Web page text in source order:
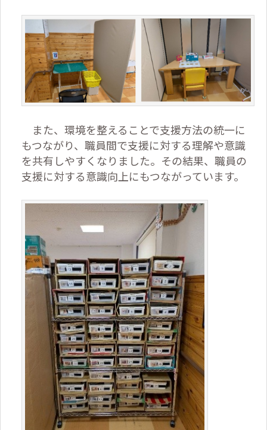
また、環境を整えることで支援方法の統一に
もつながり、職員間で支援に対する理解や意識
を共有しやすくなりました。その結果、職員の
支援に対する意識向上にもつながっています。